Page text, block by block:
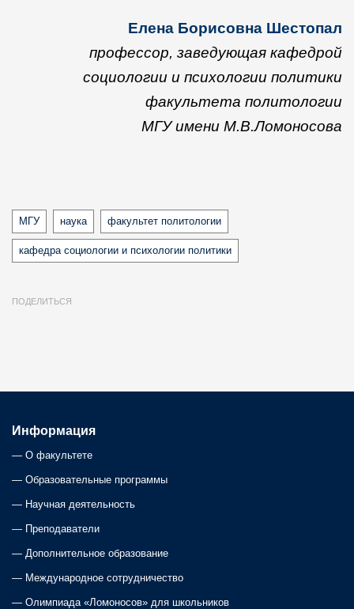
Елена Борисовна Шестопал
профессор, заведующая кафедрой
социологии и психологии политики
факультета политологии
МГУ имени М.В.Ломоносова
Tags
МГУ наука факультет политологии
кафедра социологии и психологии политики
ПОДЕЛИТЬСЯ
Информация
— О факультете
— Образовательные программы
— Научная деятельность
— Преподаватели
— Дополнительное образование
— Международное сотрудничество
— Олимпиада «Ломоносов» для школьников